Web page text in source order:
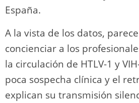
España.
A la vista de los datos,
concienciar a los
la circulación de HTLV-1 y
poca sospecha clínica y el
explican su transmisión